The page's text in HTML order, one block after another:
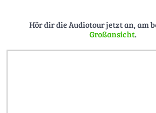
Hör dir die Audiotour jetzt an, am
Großansicht.